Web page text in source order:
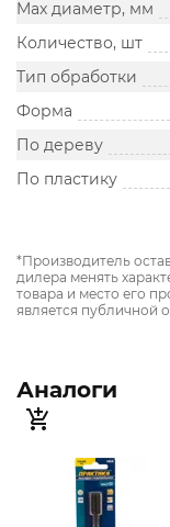
Max диаметр, мм
Количество, шт
Тип обработки
Форма
По дереву
По пластику
*Производитель
дилера менять
товара и место его
является публичной
Аналоги